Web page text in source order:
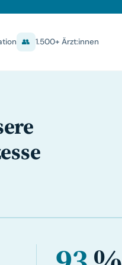
👥 1.500+ Ärzt:innen